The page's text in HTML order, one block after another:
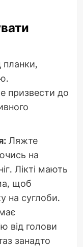
призвести до
Ляжте
на
Лікті мають
щоб
на суглоби.
від голови
занадто